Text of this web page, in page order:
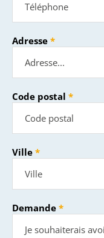
Adresse
Code postal
Ville
Demande